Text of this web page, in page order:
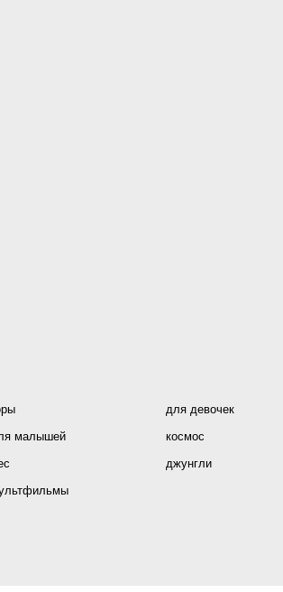
для девочек
малышей космос
джунгли